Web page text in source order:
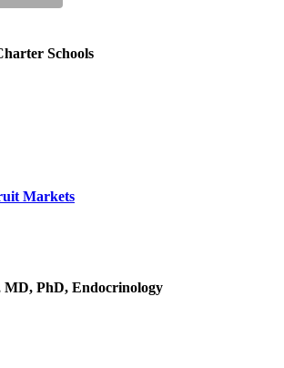
Schools
Markets
MD, PhD, Endocrinology